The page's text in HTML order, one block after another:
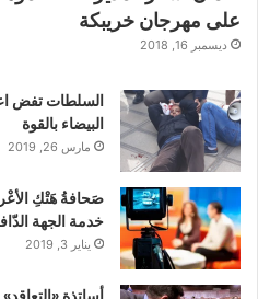
على مهرجان خريبكة
ديسمبر 16, 2018
السلطات تفض
البيضاء بالقوة
مارس 26, 2019
صَحافةُ هَتْكِ
خدمة الجهة
يناير 3, 2019